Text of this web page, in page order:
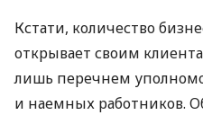
Кстати, количество
открывает своим
лишь перечнем
и наемных работников.